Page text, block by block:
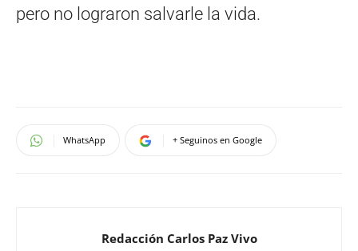
pero no lograron salvarle la vida.
WhatsApp + Seguinos en Google
Redacción Carlos Paz Vivo